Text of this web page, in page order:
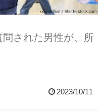
された男性が、所
2023/10/11